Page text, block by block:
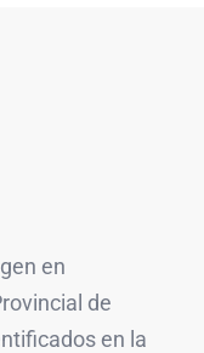
en
de
en la